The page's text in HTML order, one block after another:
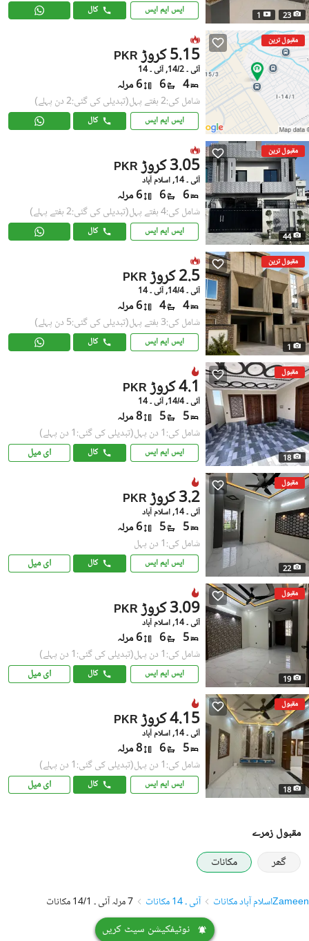
23
1 ایس ایم ایس کال
مقبول ترین
PKR 5.15 کروڑ
آئی ۔ 14/2, آئی ۔ 14
4
6 6 مرلہ
شامل کی:2 ہفتے پہل (تبدیلی کی گئی:2 دن پہلے)
ایس ایم ایس کال
مقبول ترین
44
PKR 3.05 کروڑ
آئی ۔ 14, اسلام آباد
6
6 6 مرلہ
شامل کی:4 ہفتے پہل (تبدیلی کی گئی:2 ہفتے پہلے)
ایس ایم ایس کال
مقبول ترین
1
PKR 2.5 کروڑ
آئی ۔ 14/4, آئی ۔ 14
4
4 6 مرلہ
شامل کی:3 ہفتے پہل (تبدیلی کی گئی:5 دن پہلے)
ایس ایم ایس کال
مقبول
18
PKR 4.1 کروڑ
آئی ۔ 14/4, آئی ۔ 14
5
5 8 مرلہ
شامل کی:1 دن پہل (تبدیلی کی گئی:1 دن پہلے)
ایس ایم ایس کال ای میل
مقبول
22
PKR 3.2 کروڑ
آئی ۔ 14, اسلام آباد
5
5 6 مرلہ
شامل کی:1 دن پہل
ایس ایم ایس کال ای میل
مقبول
19
PKR 3.09 کروڑ
آئی ۔ 14, اسلام آباد
5
6 6 مرلہ
شامل کی:1 دن پہل (تبدیلی کی گئی:1 دن پہلے)
ایس ایم ایس کال ای میل
مقبول
18
PKR 4.15 کروڑ
آئی ۔ 14, اسلام آباد
5
6 8 مرلہ
شامل کی:1 دن پہل (تبدیلی کی گئی:1 دن پہلے)
ایس ایم ایس کال ای میل
مقبول زمرے
گھر
مکانات
Zameenاسلام آباد مکانات آئی ۔ 14 مکانات 7 مرلہ آئی ۔ 14/1 مکانات
نوٹیفکیشن سیٹ کریں